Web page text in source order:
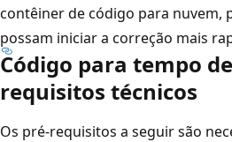
contêiner de código para nuvem,
possam iniciar a correção mais
Código para tempo
requisitos técnicos
Os pré-requisitos a seguir são